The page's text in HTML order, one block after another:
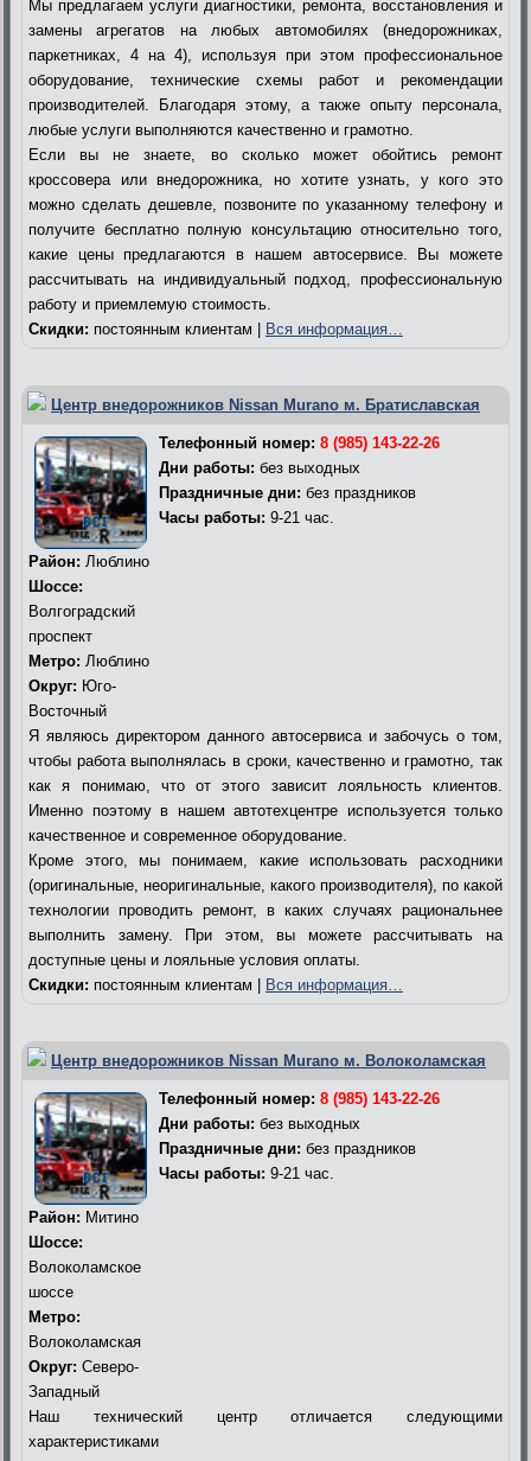
Мы предлагаем услуги диагностики, ремонта, восстановления и
замены агрегатов на любых автомобилях (внедорожниках,
паркетниках, 4 на 4), используя при этом профессиональное
оборудование, технические схемы работ и рекомендации
производителей. Благодаря этому, а также опыту персонала,
любые услуги выполняются качественно и грамотно.
Если вы не знаете, во сколько может обойтись ремонт
кроссовера или внедорожника, но хотите узнать, у кого это
можно сделать дешевле, позвоните по указанному телефону и
получите бесплатно полную консультацию относительно того,
какие цены предлагаются в нашем автосервисе. Вы можете
рассчитывать на индивидуальный подход, профессиональную
работу и приемлемую стоимость.
Скидки: постоянным клиентам | Вся информация…
Центр внедорожников Nissan Murano м. Братиславская
Телефонный номер: 8 (985) 143-22-26
Дни работы: без выходных
Праздничные дни: без праздников
Часы работы: 9-21 час.
Район: Люблино
Шоссе:
Волгоградский
проспект
Метро: Люблино
Округ: Юго-
Восточный
Я являюсь директором данного автосервиса и забочусь о том,
чтобы работа выполнялась в сроки, качественно и грамотно, так
как я понимаю, что от этого зависит лояльность клиентов.
Именно поэтому в нашем автотехцентре используется только
качественное и современное оборудование.
Кроме этого, мы понимаем, какие использовать расходники
(оригинальные, неоригинальные, какого производителя), по какой
технологии проводить ремонт, в каких случаях рациональнее
выполнить замену. При этом, вы можете рассчитывать на
доступные цены и лояльные условия оплаты.
Скидки: постоянным клиентам | Вся информация…
Центр внедорожников Nissan Murano м. Волоколамская
Телефонный номер: 8 (985) 143-22-26
Дни работы: без выходных
Праздничные дни: без праздников
Часы работы: 9-21 час.
Район: Митино
Шоссе:
Волоколамское
шоссе
Метро:
Волоколамская
Округ: Северо-
Западный
Наш технический центр отличается следующими
характеристиками